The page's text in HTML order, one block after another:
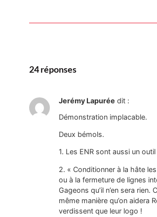
24 réponses
Jerémy Lapurée dit :
Démonstration implacable.
Deux bémols.
1. Les ENR sont aussi un
2. « Conditionner à la hâte
ou à la fermeture de lignes
Gageons qu’il n’en sera rien.
même manière qu’on aidera
verdissent que leur logo !